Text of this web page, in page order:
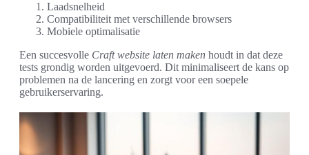
Laadsnelheid
Compatibiliteit met verschillende browsers
Mobiele optimalisatie
Een succesvolle Craft website laten maken houdt in dat deze
tests grondig worden uitgevoerd. Dit minimaliseert de kans op
problemen na de lancering en zorgt voor een soepele
gebruikerservaring.